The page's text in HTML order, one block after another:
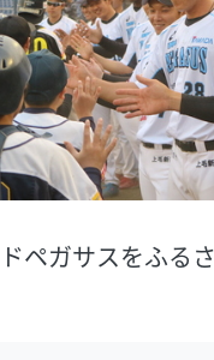
ペガサスをふる